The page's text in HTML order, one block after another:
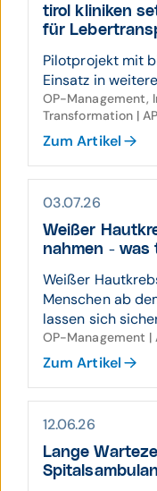
tirol kliniken
für
Pilotprojekt mit
Einsatz in
OP-Management,
Transformation |
Zum Artikel
03.07.26
Weißer
nahmen - was
Weißer
Menschen ab
lassen sich
OP-Management |
Zum Artikel
12.06.26
Lange